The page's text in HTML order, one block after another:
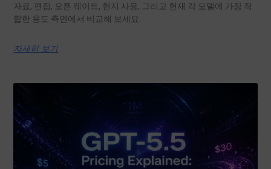
자료, 편집, 오픈 웨이트, 현지 사용, 그리고 현재 각 모델에 가장 적
합한 용도 측면에서 비교해 보세요.
자세히 보기